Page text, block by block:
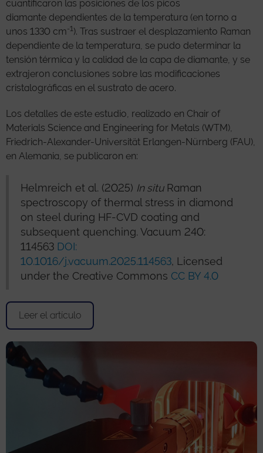
cuantificaron las posiciones de los picos
diamante dependientes de la temperatura (en torno a
unos 1330 cm-1). Tras sustraer el desplazamiento Raman
dependiente de la temperatura, se pudo determinar la
tensión térmica y la calidad de la capa de diamante, y se
extrajeron conclusiones sobre las modificaciones
cristalográficas en el sustrato de acero.
Los detalles de este estudio, realizado en Chair of
Materials Science and Engineering for Metals (WTM),
Friedrich-Alexander-Universität Erlangen-Nürnberg (FAU),
en Alemania, se publicaron en:
Helmreich et al. (2025) In situRaman
spectroscopy of thermal stress in diamond
on steel during HF-CVD coating and
subsequent quenching. Vacuum 240:
114563 DOI:
10.1016/j.vacuum.2025.114563, Licensed
under the Creative Commons CC BY 4.0
Leer el artículo